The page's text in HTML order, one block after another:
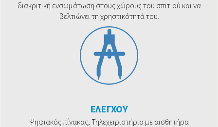
διακριτική ενσωμάτωση στους χώρους του σπιτιού και να
βελτιώνει τη χρηστικότητά του.
ΕΛΕΓΧΟΥ
Ψηφιακός πίνακας, Τηλεχειριστήριο με αισθητήρα